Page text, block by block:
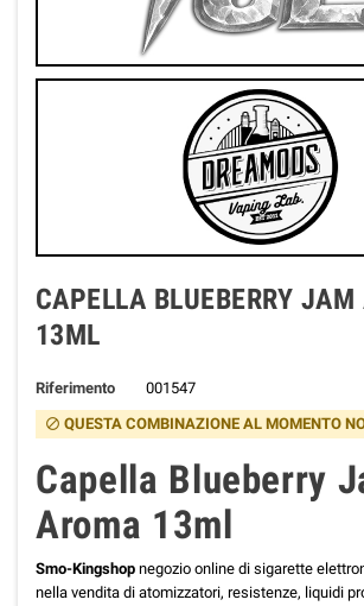
CAPELLA BLUEBERRY JAM
13ML
Riferimento 001547
block QUESTA COMBINAZIONE AL MOMENTO
Capella Blueberry
Aroma 13ml
Smo-Kingshop negozio online di sigarette
nella vendita di atomizzatori, resistenze, liquidi